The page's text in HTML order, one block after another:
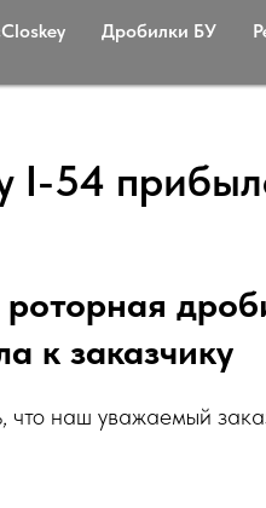
Дробилки БУ
I-54
к заказчику
наш уважаемый